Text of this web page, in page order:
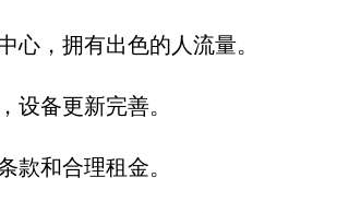
，拥有出色的人流量。
备更新完善。
和合理租金。